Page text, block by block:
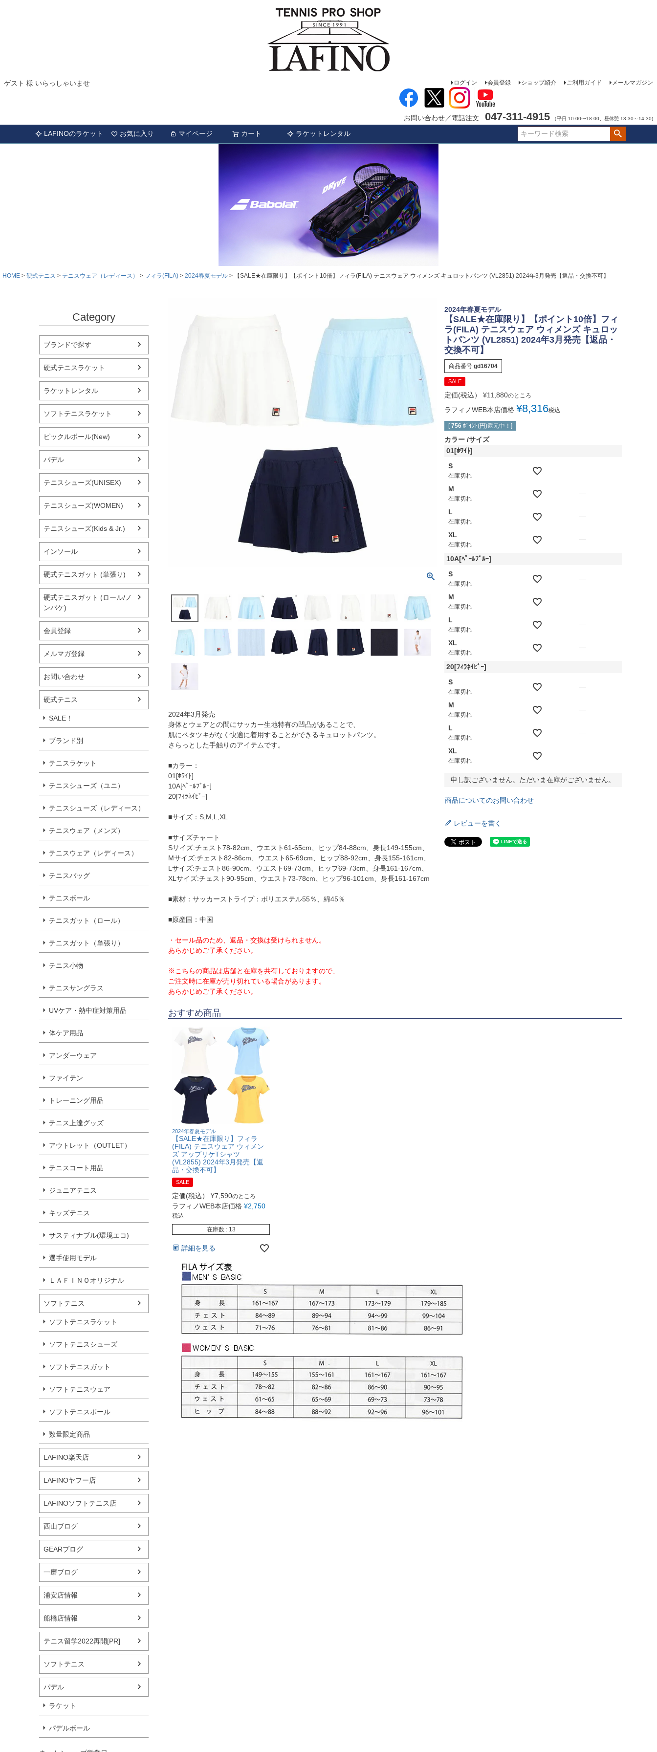
ゲスト 様 いらっしゃいませ ログイン 会員登録 ショップ紹介 ご利用ガイド メールマガジン
お問い合わせ／電話注文 047-311-4915 （平日 10:00〜18:00、昼休憩 13:30～14:30)
LAFINOのラケット お気に入り マイページ カート ラケットレンタル
HOME 硬式テニス テニスウェア（レディース） フィラ(FILA) 2024春夏モデル 【SALE★在庫限り】【ポイント10倍】フィラ(FILA) テニスウェア ウィメンズ キュロットパンツ (VL2851) 2024年3月発売【返品・交換不可】
Category
ブランドで探す
硬式テニスラケット
ラケットレンタル
ソフトテニスラケット
ピックルボール(New)
パデル
テニスシューズ(UNISEX)
テニスシューズ(WOMEN)
テニスシューズ(Kids & Jr.)
インソール
硬式テニスガット (単張り)
硬式テニスガット (ロール/ノ
ンパケ)
会員登録
メルマガ登録
お問い合わせ
硬式テニス
SALE！
ブランド別
テニスラケット
テニスシューズ（ユニ）
テニスシューズ（レディース）
テニスウェア（メンズ）
テニスウェア（レディース）
テニスバッグ
テニスボール
テニスガット（ロール）
テニスガット（単張り）
テニス小物
テニスサングラス
UVケア・熱中症対策用品
体ケア用品
アンダーウェア
ファイテン
トレーニング用品
テニス上達グッズ
アウトレット（OUTLET）
テニスコート用品
ジュニアテニス
キッズテニス
サスティナブル(環境エコ)
選手使用モデル
ＬＡＦＩＮＯオリジナル
ソフトテニス
ソフトテニスラケット
ソフトテニスシューズ
ソフトテニスガット
ソフトテニスウェア
ソフトテニスボール
数量限定商品
LAFINO楽天店
LAFINOヤフー店
LAFINOソフトテニス店
西山ブログ
GEARブログ
一磨ブログ
浦安店情報
船橋店情報
テニス留学2022再開[PR]
ソフトテニス
パデル
ラケット
パデルボール
2024年3月発売
身体とウェアとの間にサッカー生地特有の凹凸があることで、
肌にベタツキがなく快適に着用することができるキュロットパンツ。
さらっとした手触りのアイテムです。
■カラー：
01[ﾎﾜｲﾄ]
10A[ﾍﾟｰﾙﾌﾞﾙｰ]
20[ﾌｨﾗﾈｲﾋﾞｰ]
■サイズ：S,M,L,XL
■サイズチャート
Sサイズ:チェスト78-82cm、ウエスト61-65cm、ヒップ84-88cm、身長149-155cm、
Mサイズ:チェスト82-86cm、ウエスト65-69cm、ヒップ88-92cm、身長155-161cm、
Lサイズ:チェスト86-90cm、ウエスト69-73cm、ヒップ69-73cm、身長161-167cm、
XLサイズ:チェスト90-95cm、ウエスト73-78cm、ヒップ96-101cm、身長161-167cm
■素材：サッカーストライプ：ポリエステル55％、綿45％
■原産国：中国
・セール品のため、返品・交換は受けられません。
あらかじめご了承ください。
※こちらの商品は店舗と在庫を共有しておりますので、
ご注文時に在庫が売り切れている場合があります。
あらかじめご了承ください。
2024年春夏モデル
【SALE★在庫限り】【ポイント10倍】フィ
ラ(FILA) テニスウェア ウィメンズ キュロッ
トパンツ (VL2851) 2024年3月発売【返品・
交換不可】
商品番号 gd16704
SALE
定価(税込） ¥11,880のところ
ラフィノWEB本店価格 ¥8,316税込
[ 756 ﾎﾟｲﾝﾄ(円)還元中！]
カラー サイズ
01[ﾎﾜｲﾄ]
S
在庫切れ
—
M
在庫切れ
—
L
在庫切れ
—
XL
在庫切れ
—
10A[ﾍﾟｰﾙﾌﾞﾙｰ]
S
在庫切れ
—
M
在庫切れ
—
L
在庫切れ
—
XL
在庫切れ
—
20[ﾌｨﾗﾈｲﾋﾞｰ]
S
在庫切れ
—
M
在庫切れ
—
L
在庫切れ
—
XL
在庫切れ
—
申し訳ございません。ただいま在庫がございません。
商品についてのお問い合わせ
レビューを書く
おすすめ商品
2024年春夏モデル
【SALE★在庫限り】フィラ
(FILA) テニスウェア ウィメン
ズ アップリケTシャツ
(VL2855) 2024年3月発売【返
品・交換不可】
SALE
定価(税込） ¥7,590のところ
ラフィノWEB本店価格 ¥2,750
税込
在庫数
13
詳細を見る